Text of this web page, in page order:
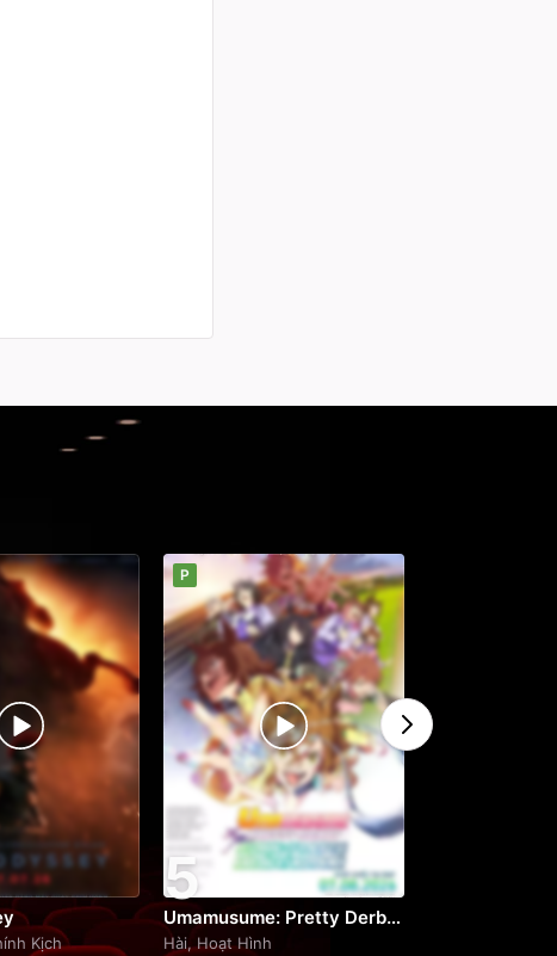
Kịch
P
5
Umamusume: Pretty Derby - Khởi Đầu Kỷ Nguyên Mới
Hài, Hoạt Hình